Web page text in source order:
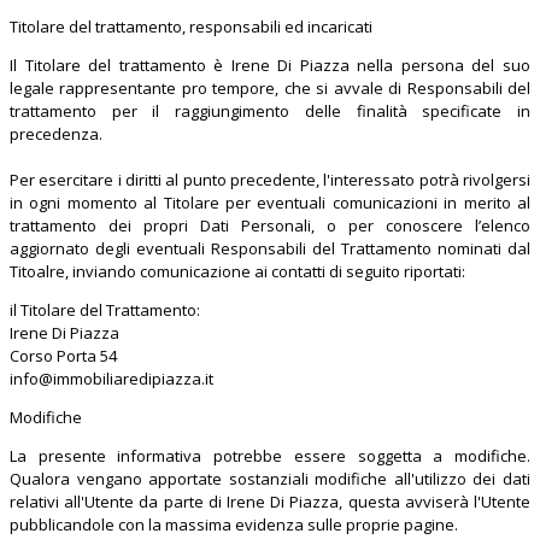
Titolare del trattamento, responsabili ed incaricati
Il Titolare del trattamento è Irene Di Piazza nella persona del suo
legale rappresentante pro tempore, che si avvale di Responsabili del
trattamento per il raggiungimento delle finalità specificate in
precedenza.
Per esercitare i diritti al punto precedente, l'interessato potrà rivolgersi
in ogni momento al Titolare per eventuali comunicazioni in merito al
trattamento dei propri Dati Personali, o per conoscere l’elenco
aggiornato degli eventuali Responsabili del Trattamento nominati dal
Titoalre, inviando comunicazione ai contatti di seguito riportati:
il Titolare del Trattamento:
Irene Di Piazza
Corso Porta 54
info@immobiliaredipiazza.it
Modifiche
La presente informativa potrebbe essere soggetta a modifiche.
Qualora vengano apportate sostanziali modifiche all'utilizzo dei dati
relativi all'Utente da parte di Irene Di Piazza, questa avviserà l'Utente
pubblicandole con la massima evidenza sulle proprie pagine.